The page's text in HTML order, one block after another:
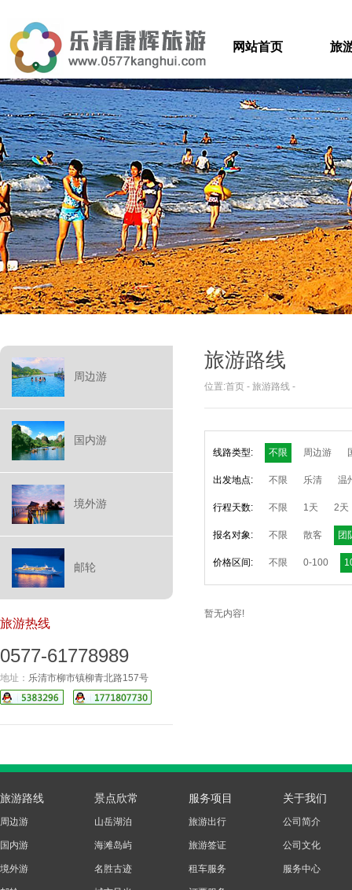
网站首页 旅
周边游
国内游
境外游
邮轮
旅游热线
0577-61778989
地址： 乐清市柳市镇柳青北路157号
旅游路线
位置:首页 - 旅游路线 -
线路类型: 不限 周边游
出发地点: 不限 乐清 温
行程天数: 不限 1天 2天
报名对象: 不限 散客 团
价格区间: 不限 0-100
暂无内容!
旅游路线
周边游
国内游
境外游
景点欣常
山岳湖泊
海滩岛屿
名胜古迹
服务项目
旅游出行
旅游签证
租车服务
关于我们
公司简介
公司文化
服务中心